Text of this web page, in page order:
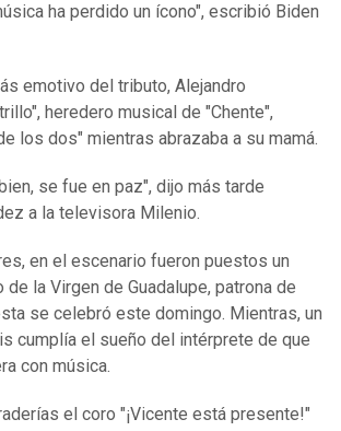
ha perdido un ícono", escribió Biden
emotivo del tributo, Alejandro
heredero musical de "Chente",
los dos" mientras abrazaba a su mamá.
se fue en paz", dijo más tarde
a la televisora Milenio.
en el escenario fueron puestos un
de la Virgen de Guadalupe, patrona de
se celebró este domingo. Mientras, un
cumplía el sueño del intérprete de que
con música.
el coro "¡Vicente está presente!"